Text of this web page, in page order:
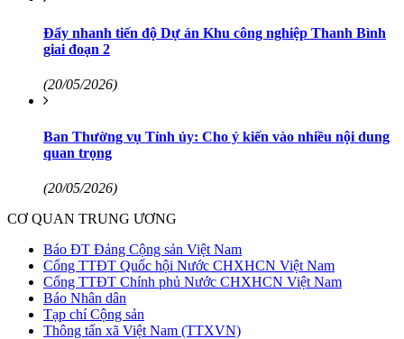
Đẩy nhanh tiến độ Dự án Khu công nghiệp Thanh Bình
giai đoạn 2
(20/05/2026)
Ban Thường vụ Tỉnh ủy: Cho ý kiến vào nhiều nội dung
quan trọng
(20/05/2026)
CƠ QUAN TRUNG ƯƠNG
Báo ĐT Đảng Cộng sản Việt Nam
Cổng TTĐT Quốc hội Nước CHXHCN Việt Nam
Cổng TTĐT Chính phủ Nước CHXHCN Việt Nam
Báo Nhân dân
Tạp chí Cộng sản
Thông tấn xã Việt Nam (TTXVN)